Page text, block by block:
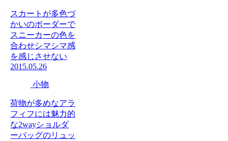
スカートが多色づ
かいのボーダーで
スニーカーの色を
合わせシマシマ感
を感じさせない
2015.05.26
小物
荷物が多めなアラ
フィフには魅力的
な2wayショルダ
ーバッグのリュッ